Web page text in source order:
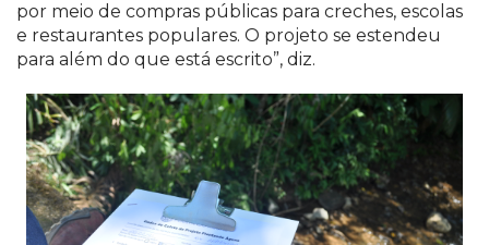
por meio de compras públicas para creches, escolas
e restaurantes populares. O projeto se estendeu
para além do que está escrito”, diz.